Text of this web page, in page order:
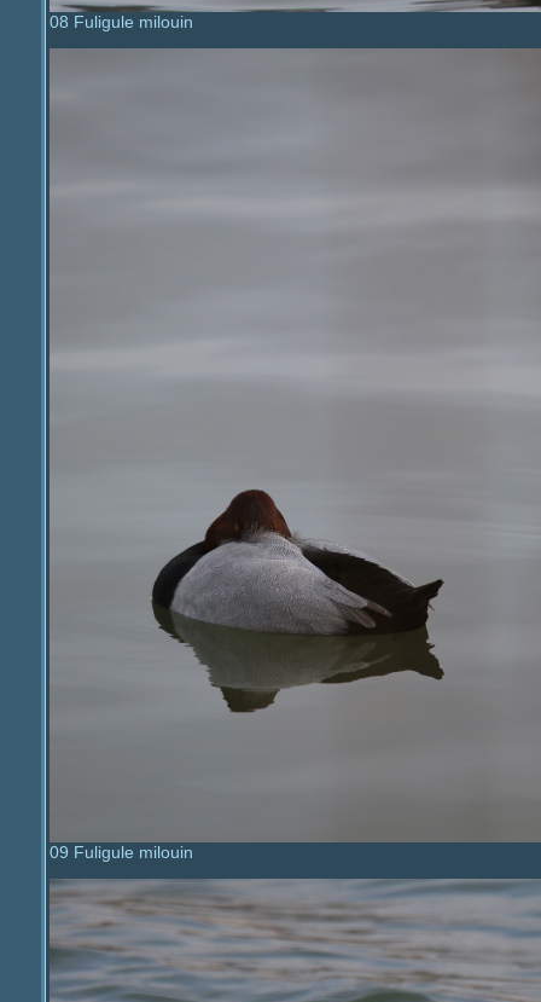
08 Fuligule milouin
09 Fuligule milouin